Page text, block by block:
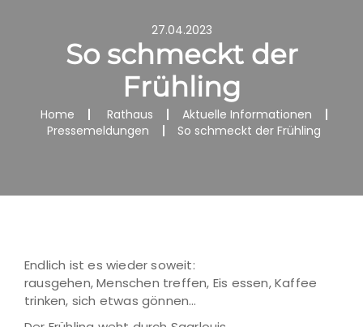
27.04.2023
So schmeckt der
Frühling
Home Rathaus
Aktuelle Informationen
Pressemeldungen
So schmeckt der Frühling
Endlich ist es wieder soweit:
rausgehen, Menschen treffen, Eis essen, Kaffee
trinken, sich etwas gönnen…